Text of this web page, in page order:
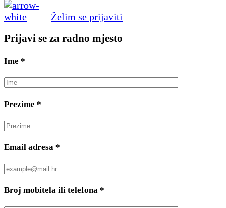
Želim se prijaviti
Prijavi se za radno mjesto
Ime *
Prezime *
Email adresa *
Broj mobitela ili telefona *